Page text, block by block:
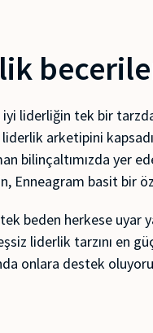
liderliğin tek bir
arketipini
bilinçaltımızda yer
Enneagram basit bir
beden herkese uyar
liderlik tarzını en
onlara destek